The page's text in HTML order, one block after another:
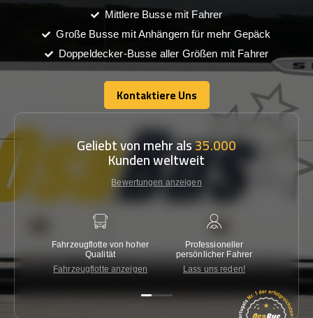
Mittlere Busse mit Fahrer
Große Busse mit Anhängern für mehr Gepäck
Doppeldecker-Busse aller Größen mit Fahrer
Kontaktiere Uns
Kontaktiere Uns
Geliebt von mehr als35.000
Kunden weltweit
Bewertungen anzeigen
Fahrzeugflotte von hoher
Qualität
Fahrzeugflotte anzeigen
Professioneller
persönlicher Fahrer
Lass uns reden!